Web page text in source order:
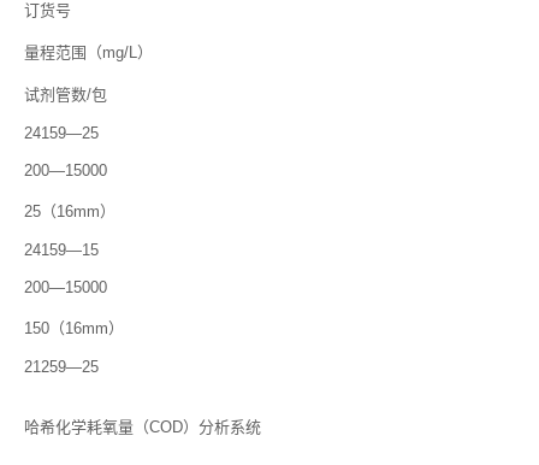
订货号
量程范围（mg/L）
试剂管数/包
24159―25
200―15000
25（16mm）
24159―15
200―15000
150（16mm）
21259―25
哈希化学耗氧量（COD）分析系统